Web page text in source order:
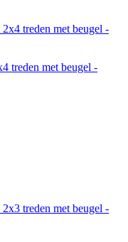
treden met beugel -